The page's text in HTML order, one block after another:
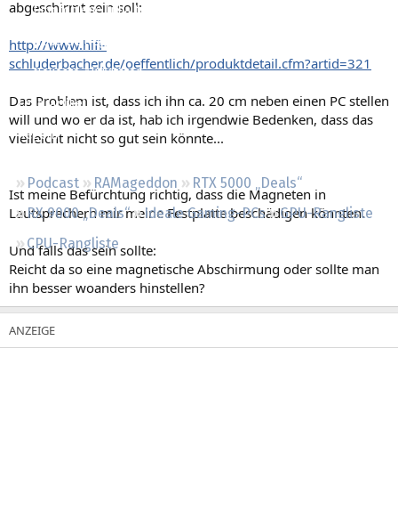
Empfohlene Inhalte
Neue Beiträge
Neueste Aktivitäten
Leserartikel
Regeln
Podcast RAMageddon
RTX 5000 „Deals“
RX 9000 „Deals“
Ideale Gaming-PCs
GPU-Rangliste
CPU-Rangliste
abgeschirmt sein soll:
http://www.hifi-
schluderbacher.de/oeffentlich/produktdetail.cfm?artid=321
Das Problem ist, dass ich ihn ca. 20 cm neben einen PC stellen
will und wo er da ist, hab ich irgendwie Bedenken, dass das
vielleicht nicht so gut sein könnte...
Ist meine Befürchtung richtig, dass die Magneten in
Lautsprechern mir meine Festplatte beschädigen könnten.
Und falls das sein sollte:
Reicht da so eine magnetische Abschirmung oder sollte man
ihn besser woanders hinstellen?